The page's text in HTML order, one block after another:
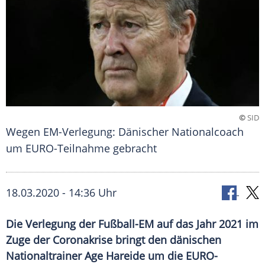
©SID
Wegen EM-Verlegung: Dänischer Nationalcoach
um EURO-Teilnahme gebracht
18.03.2020 - 14:36 Uhr
Die Verlegung der Fußball-EM auf das Jahr 2021 im
Zuge der Coronakrise bringt den dänischen
Nationaltrainer Age Hareide um die EURO-